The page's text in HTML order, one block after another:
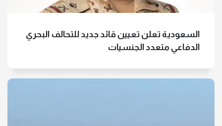
السعودية تعلن تعيين قائد جديد للتحالف البحري
الدفاعي متعدد الجنسيات